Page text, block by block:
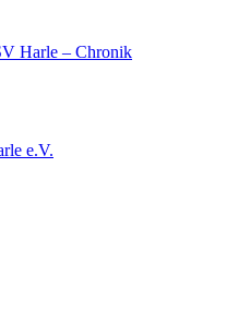
Harle – Chronik
e.V.